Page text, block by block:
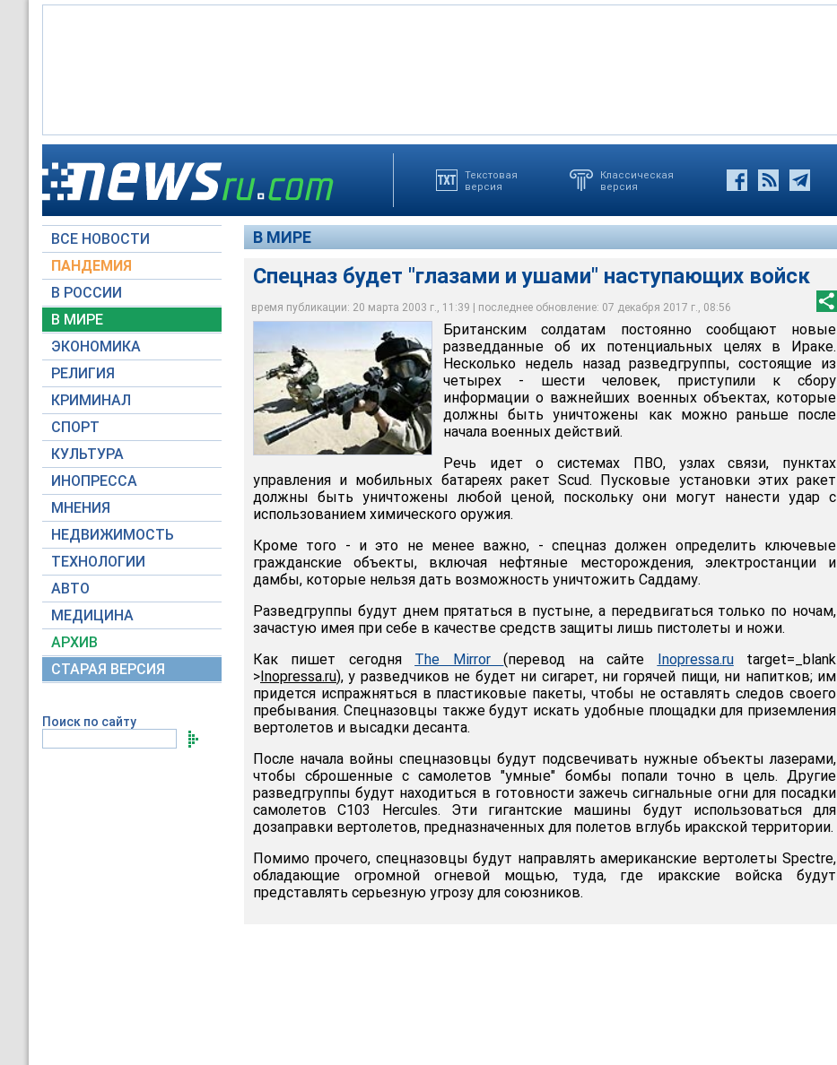
Текстовая
версия
Классическая
версия
ВСЕ НОВОСТИ
ПАНДЕМИЯ
В РОССИИ
В МИРЕ
ЭКОНОМИКА
РЕЛИГИЯ
КРИМИНАЛ
СПОРТ
КУЛЬТУРА
ИНОПРЕССА
МНЕНИЯ
НЕДВИЖИМОСТЬ
ТЕХНОЛОГИИ
АВТО
МЕДИЦИНА
АРХИВ
СТАРАЯ ВЕРСИЯ
Поиск по сайту
В МИРЕ
Спецназ будет "глазами и ушами" наступающих войск
время публикации: 20 марта 2003 г., 11:39 | последнее обновление: 07 декабря 2017 г., 08:56
Спецназ будет "глазами и ушами" наступающих войск
Архив NEWSru.com
Британским солдатам постоянно сообщают новые
разведданные об их потенциальных целях в Ираке.
Несколько недель назад разведгруппы, состоящие из
четырех - шести человек, приступили к сбору
информации о важнейших военных объектах, которые
должны быть уничтожены как можно раньше после
начала военных действий.
Речь идет о системах ПВО, узлах связи, пунктах
управления и мобильных батареях ракет Scud. Пусковые установки этих ракет
должны быть уничтожены любой ценой, поскольку они могут нанести удар с
использованием химического оружия.
Кроме того - и это не менее важно, - спецназ должен определить ключевые
гражданские объекты, включая нефтяные месторождения, электростанции и
дамбы, которые нельзя дать возможность уничтожить Саддаму.
Разведгруппы будут днем прятаться в пустыне, а передвигаться только по ночам,
зачастую имея при себе в качестве средств защиты лишь пистолеты и ножи.
Как пишет сегодня The Mirror(перевод на сайте Inopressa.rutarget=_blank
>Inopressa.ru), у разведчиков не будет ни сигарет, ни горячей пищи, ни напитков; им
придется испражняться в пластиковые пакеты, чтобы не оставлять следов своего
пребывания. Спецназовцы также будут искать удобные площадки для приземления
вертолетов и высадки десанта.
После начала войны спецназовцы будут подсвечивать нужные объекты лазерами,
чтобы сброшенные с самолетов "умные" бомбы попали точно в цель. Другие
разведгруппы будут находиться в готовности зажечь сигнальные огни для посадки
самолетов С103 Hercules. Эти гигантские машины будут использоваться для
дозаправки вертолетов, предназначенных для полетов вглубь иракской территории.
Помимо прочего, спецназовцы будут направлять американские вертолеты Spectre,
обладающие огромной огневой мощью, туда, где иракские войска будут
представлять серьезную угрозу для союзников.